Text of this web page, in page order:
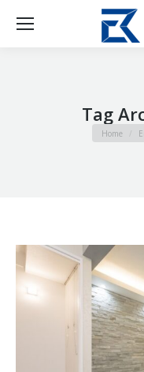
Tag
You
Home